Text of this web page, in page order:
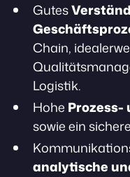
Gutes
Chain,
Logistik.
Hohe
sowie ein
analytische